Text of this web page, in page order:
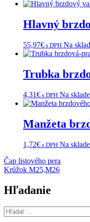
Hlavný
55,97€ s DPH Na
Trubka
4,31€ s DPH Na sklade
Manžeta
1,72€ s DPH Na sklade
Navigácia
v
článku
Čap listového pera
Krúžok M25,M26
Hľadanie
Hľadať: